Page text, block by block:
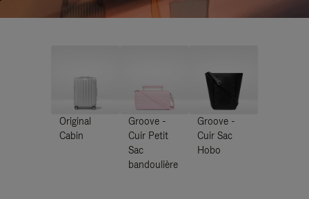
Original
Cabin
Groove -
Cuir Petit
Sac
bandoulière
Groove -
Cuir Sac
Hobo